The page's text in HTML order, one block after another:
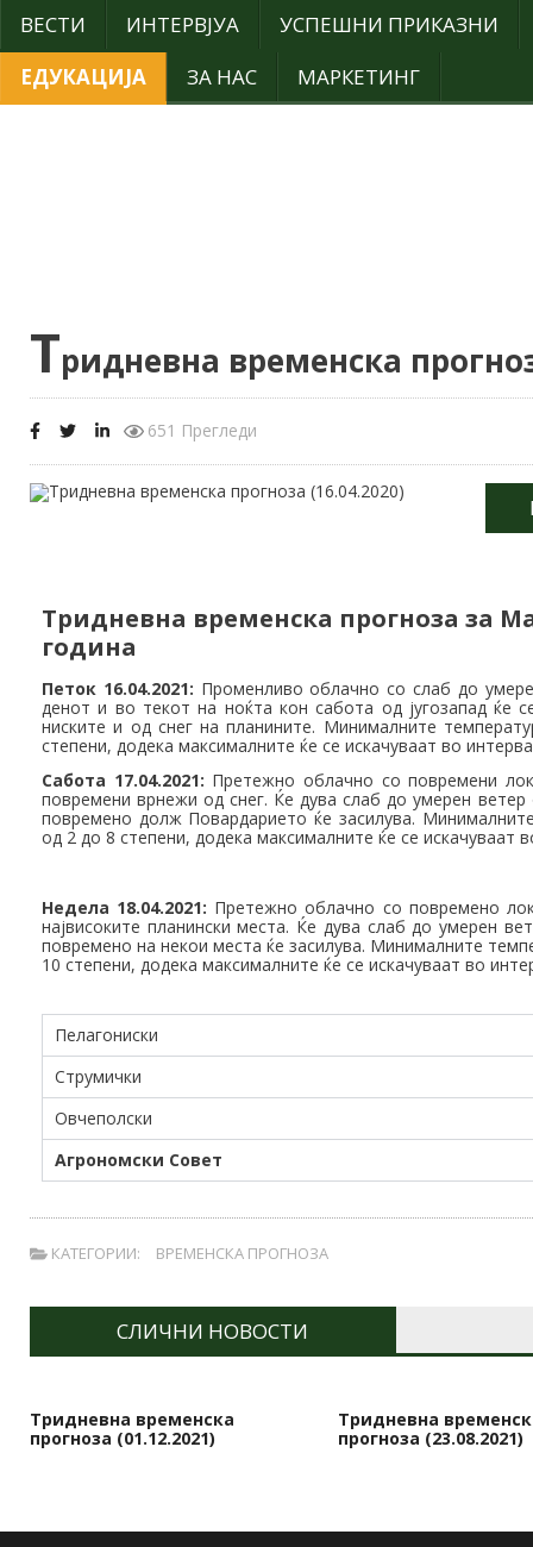
ВЕСТИ ИНТЕРВЈУА
УСПЕШНИ ПРИКАЗНИ
ЕДУКАЦИЈА
ЗА НАС МАРКЕТИНГ
Тридневна временска
651 Прегледи
Тридневна временска прогноза за
година
Петок 16.04.2021: Променливо облачно со слаб до
денот и во текот на ноќта кон сабота од југозапад ќе
ниските и од снег на планините. Минималните
степени, додека максималните ќе се искачуваат во
Сабота 17.04.2021: Претежно облачно со повремени
повремени врнежи од снег. Ќе дува слаб до умерен
повремено долж Повардарието ќе засилува.
од 2 до 8 степени, додека максималните ќе се искачуваат
Недела 18.04.2021: Претежно облачно со повремено
највисоките планински места. Ќе дува слаб до умерен
повремено на некои места ќе засилува. Минималните
10 степени, додека максималните ќе се искачуваат во
Пелагониски
Струмички
Овчеполски
Агрономски Совет
КАТЕГОРИИ: ВРЕМЕНСКА ПРОГНОЗА
СЛИЧНИ НОВОСТИ
Тридневна временска
прогноза (01.12.2021)
Тридневна
прогноза (23.08.2021)